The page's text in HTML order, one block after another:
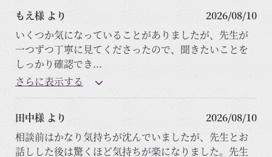
もえ様 より
2026/08/10
いくつか気になっていることがありましたが、先生が
一つずつ丁寧に見てくださったので、聞きたいことを
しっかり確認でき...
さらに表示する
田中様 より
2026/08/10
相談前はかなり気持ちが沈んでいましたが、先生とお
話しした後は驚くほど気持ちが楽になりました。先生